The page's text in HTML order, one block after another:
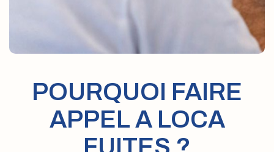
POURQUOI FAIRE
APPEL A LOCA